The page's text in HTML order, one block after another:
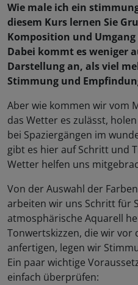
Wie male ich ein
diesem Kurs lernen Sie
Komposition und
Dabei kommt es weniger
Darstellung an, als viel
Stimmung und
Aber wie kommen wir vom
das Wetter es zulässt,
bei Spaziergängen im
gibt es hier auf Schritt und
Wetter helfen uns
Von der Auswahl der
arbeiten wir uns Schritt für
atmosphärische Aquarell
Tonwertskizzen, die wir vor
anfertigen, legen wir
Ein paar wichtige
einfach überprüfen: